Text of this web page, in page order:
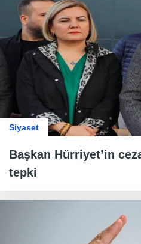
Siyaset
Başkan Hürriyet’in
tepki